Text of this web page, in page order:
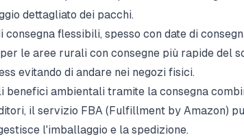
dettagliato dei pacchi.
consegna flessibili, spesso con date di
le aree rurali con consegne più rapide del
evitando di andare nei negozi fisici.
benefici ambientali tramite la consegna
il servizio FBA (Fulfillment by Amazon)
l'imballaggio e la spedizione.